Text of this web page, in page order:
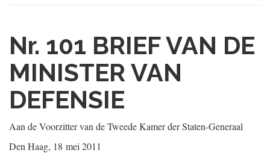
Nr. 101 BRIEF VAN DE
MINISTER VAN
DEFENSIE
Aan de Voorzitter van de Tweede Kamer der Staten-Generaal
Den Haag, 18 mei 2011